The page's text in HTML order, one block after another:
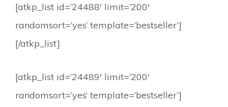
[atkp_list id=’24488′ limit=’200′
randomsort=’yes‘ template=’bestseller‘]
[/atkp_list]
[atkp_list id=’24489′ limit=’200′
randomsort=’yes‘ template=’bestseller‘]